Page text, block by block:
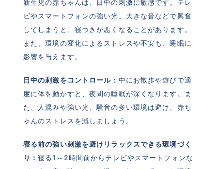
新生児の赤ちゃんは、日中の刺激に敏感です。テレ
ビやスマートフォンの強い光、大きな音などで興奮
してしまうと、寝つきが悪くなることがあります。
また、環境の変化によるストレスや不安も、睡眠に
影響を与えます。
日中の刺激をコントロール： 中にお散歩や遊びで適
度に体を動かすと、夜間の睡眠が深くなります。ま
た、人混みや強い光、騒音の多い環境は避け、赤ち
ゃんのストレスを減しましょう。
寝る前の強い刺激を避けリラックスできる環境づく
り：寝る1～2時間前からテレビやスマートフォンな